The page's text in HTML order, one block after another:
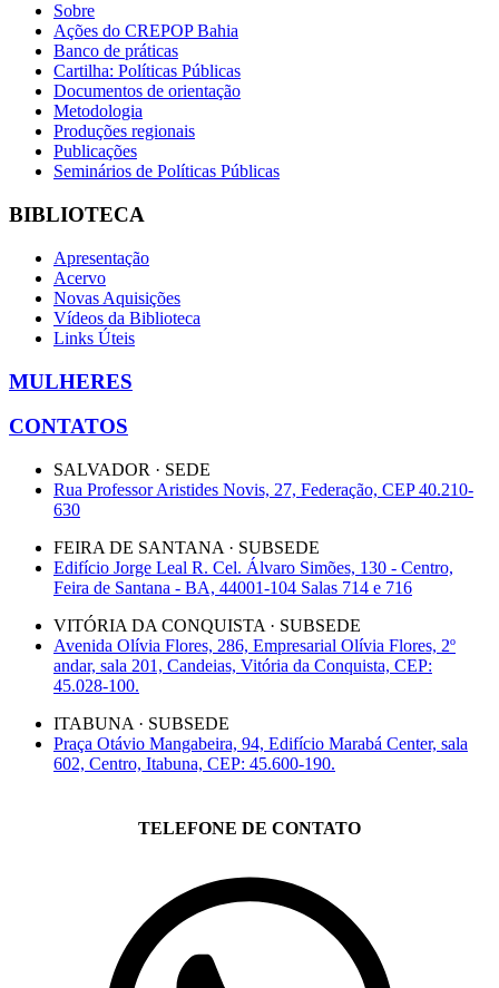
Sobre
Ações do CREPOP Bahia
Banco de práticas
Cartilha: Políticas Públicas
Documentos de orientação
Metodologia
Produções regionais
Publicações
Seminários de Políticas Públicas
BIBLIOTECA
Apresentação
Acervo
Novas Aquisições
Vídeos da Biblioteca
Links Úteis
MULHERES
CONTATOS
SALVADOR · SEDE
Rua Professor Aristides Novis, 27, Federação, CEP 40.210-
630
FEIRA DE SANTANA · SUBSEDE
Edifício Jorge Leal R. Cel. Álvaro Simões, 130 - Centro,
Feira de Santana - BA, 44001-104 Salas 714 e 716
VITÓRIA DA CONQUISTA · SUBSEDE
Avenida Olívia Flores, 286, Empresarial Olívia Flores, 2º
andar, sala 201, Candeias, Vitória da Conquista, CEP:
45.028-100.
ITABUNA · SUBSEDE
Praça Otávio Mangabeira, 94, Edifício Marabá Center, sala
602, Centro, Itabuna, CEP: 45.600-190.
TELEFONE DE CONTATO